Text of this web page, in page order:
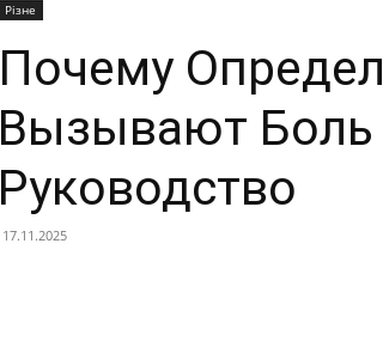
Різне
Почему
Вызывают
Руководство
17.11.2025